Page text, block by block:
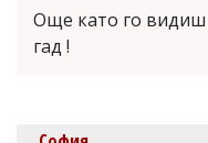
Още като го видиш
гад !